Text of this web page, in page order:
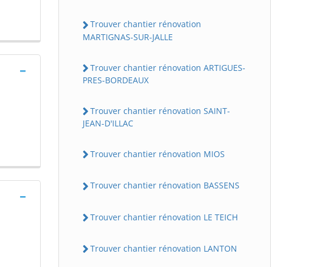
Trouver chantier rénovation
MARTIGNAS-SUR-JALLE
Trouver chantier rénovation ARTIGUES-
PRES-BORDEAUX
Trouver chantier rénovation SAINT-
JEAN-D'ILLAC
Trouver chantier rénovation MIOS
Trouver chantier rénovation BASSENS
Trouver chantier rénovation LE TEICH
Trouver chantier rénovation LANTON